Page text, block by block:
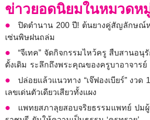
ข่าวยอดนิยมในหมวดห
ปิดตำนาน 200 ปี! ต้นยางคู่สัญลักษณ์
เซ่นพิษฝนถล่ม
“จีเทค” จัดกิจกรรมไหว้ครู สืบสานอนุ
ดั้งเดิม ระลึกถึงพระคุณของครูบาอาจารย์
ปล่อยแล้วแนวทาง “เจ๊ฟองเบียร์” งวด
เลขเด่นตัวเดียวเสียวทั้งแผง
แพทยสภาลุยสอบจริยธรรมแพทย์ ปม